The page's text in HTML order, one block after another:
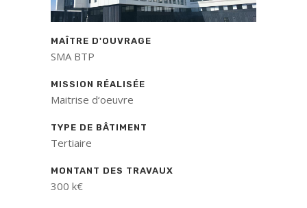
MAÎTRE D'OUVRAGE
SMA BTP
MISSION RÉALISÉE
Maitrise d‘oeuvre
TYPE DE BÂTIMENT
Tertiaire
MONTANT DES TRAVAUX
300 k€